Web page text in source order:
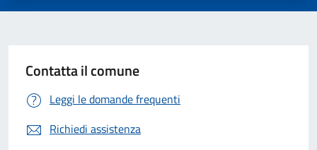
Contatta il comune
Leggi le domande frequenti
Richiedi assistenza